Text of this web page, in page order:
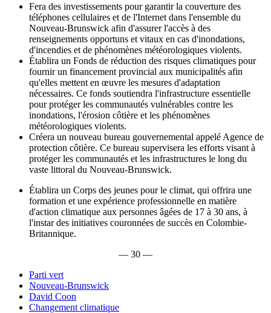
Fera des investissements pour garantir la couverture des
téléphones cellulaires et de l'Internet dans l'ensemble du
Nouveau-Brunswick afin d'assurer l'accès à des
renseignements opportuns et vitaux en cas d'inondations,
d'incendies et de phénomènes météorologiques violents.
Établira un Fonds de réduction des risques climatiques pour
fournir un financement provincial aux municipalités afin
qu'elles mettent en œuvre les mesures d'adaptation
nécessaires. Ce fonds soutiendra l'infrastructure essentielle
pour protéger les communautés vulnérables contre les
inondations, l'érosion côtière et les phénomènes
météorologiques violents.
Créera un nouveau bureau gouvernemental appelé Agence de
protection côtière. Ce bureau supervisera les efforts visant à
protéger les communautés et les infrastructures le long du
vaste littoral du Nouveau-Brunswick.
Établira un Corps des jeunes pour le climat, qui offrira une
formation et une expérience professionnelle en matière
d'action climatique aux personnes âgées de 17 à 30 ans, à
l'instar des initiatives couronnées de succès en Colombie-
Britannique.
— 30 —
Parti vert
Nouveau-Brunswick
David Coon
Changement climatique